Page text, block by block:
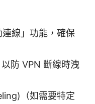
線」功能，確保
防 VPN 斷線時洩
（如需要特定